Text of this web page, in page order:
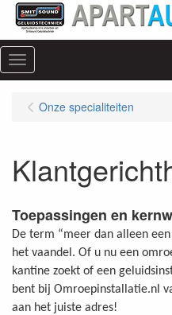
Menu
Onze specialiteiten
Toepassingen en
De term “meer dan alleen
het vaandel. Of u nu een
kantine zoekt of een
bent bij Omroepinstallatie.nl
aan het juiste adres!